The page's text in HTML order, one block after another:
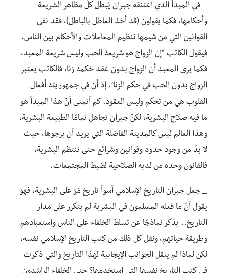
_ في المبدأ الذي اعتنقه جبران يُبطل كلّ مظاهر الشريعة
وأحكامها، فكما يقولون (قد أخذ العاطل بالباطل)، فقد نفى
القوانين التي من شيمها تنظيم المعاملات والأحكام بين الناس،
فيقول الكاتب “إن الزواج هو شريعة الحب وليس شريعة المعبد،
فكما يرى المعبد أن الزواج بدون عقد حُكمه زنا، فالكاتب يعتبر
الزواج بدون الحب في حكم الزنا”. إذ أن في جمهوريته أفعال
القلوب هي من تحكم وليس العقود. كم أتمنى أنّ هذا المبدأ هو
ما فيه صلاح البشرية، لكنّ جبران تجاهل تمامًا الطبيعة البشرية،
وهذا العالم ليس كالمدينة الفاضلة التي يريد أن يرجوها، حيث
لا بدّ من وجود حدود وقوانين وشرائع حتى تنتظم البشرية،
فالقانون وحده من لديه الصلاحية لضبط المجتمعات.
_ جعل جبران التاريخ الإسلامي أسوأ تاريخ مَرّ على البشرية، فهو
يقول أنّ ما فعله المسلمون في البشرية لم يتكرر على مدار
التاريخ.. يذكر نماذجًا عن تسلط الخلفاء على الناس واستعبادهم
وطريقة حياتهم، ونقل كل ذلك من كتب التاريخ الإسلامي نفسه،
لكن لماذا لم ينقل الجوانب الإيجابية لهذا التاريخ والتي ذكرت